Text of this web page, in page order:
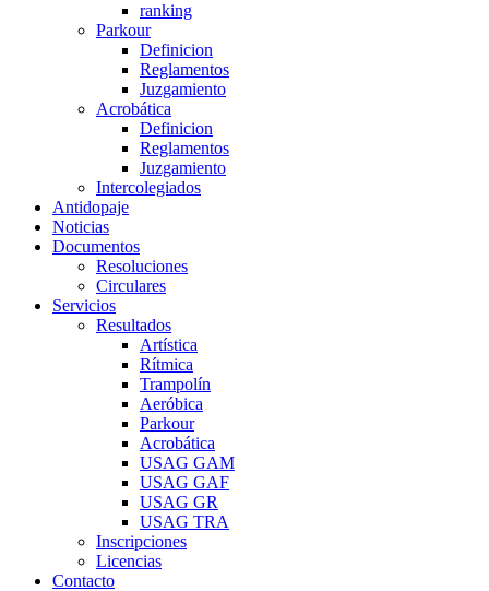
ranking
Parkour
Definicion
Reglamentos
Juzgamiento
Acrobática
Definicion
Reglamentos
Juzgamiento
Intercolegiados
Antidopaje
Noticias
Documentos
Resoluciones
Circulares
Servicios
Resultados
Artística
Rítmica
Trampolín
Aeróbica
Parkour
Acrobática
USAG GAM
USAG GAF
USAG GR
USAG TRA
Inscripciones
Licencias
Contacto